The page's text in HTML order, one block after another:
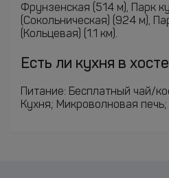
Фрунзенская (514 м), Парк
(Сокольническая) (924 м),
(Кольцевая) (1.1 км).
Есть ли кухня в
Питание: Бесплатный чай/
Кухня; Микроволновая печь;